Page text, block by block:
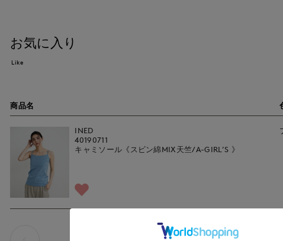
お気に入り
Like
商品名
INED
40190711
キャミソール《スビン綿MIX天竺/A-GIRL’S 》